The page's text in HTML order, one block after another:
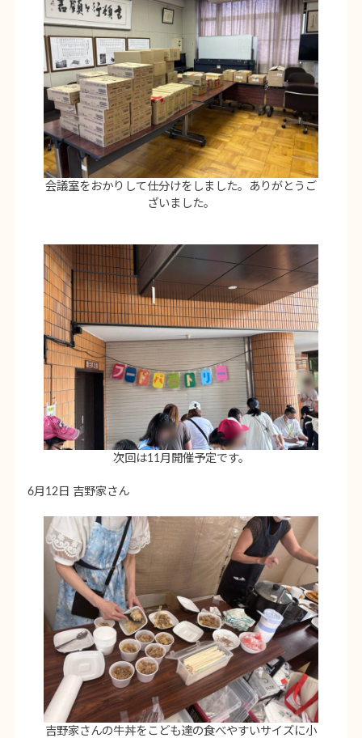
会議室をおかりして仕分けをしました。ありがとうご
ざいました。
次回は11月開催予定です。
6月12日 吉野家さん
吉野家さんの牛丼をこども達の食べやすいサイズに小